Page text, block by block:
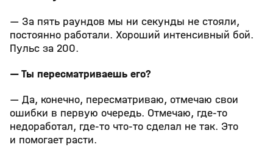
— За пять раундов мы ни секунды не стояли,
постоянно работали. Хороший интенсивный бой.
Пульс за 200.
— Ты пересматриваешь его?
— Да, конечно, пересматриваю, отмечаю свои
ошибки в первую очередь. Отмечаю, где‑то
недоработал, где‑то что‑то сделал не так. Это
и помогает расти.